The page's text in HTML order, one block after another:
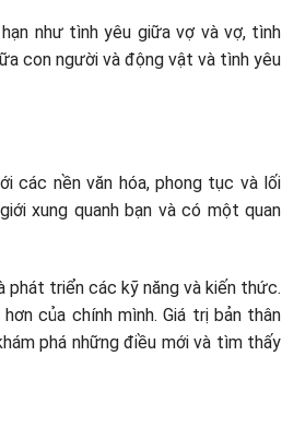
như tình yêu giữa vợ và vợ, tình
con người và động vật và tình yêu
các nền văn hóa, phong tục và lối
xung quanh bạn và có một quan
phát triển các kỹ năng và kiến ​​thức.
của chính mình. Giá trị bản thân
phá những điều mới và tìm thấy